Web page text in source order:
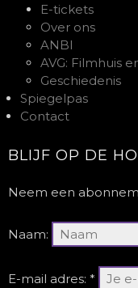
E-tickets
Over ons
ANBI
AVG: Filmhuis
Geschiedenis
Spiegelpas
Contact
BLIJF OP DE
Neem een
Naam:
E-mail adres: *